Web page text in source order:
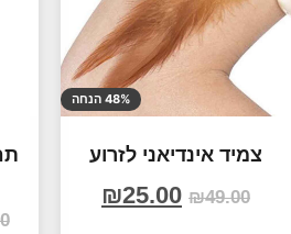
48% הנחה
צמיד אינדיאני לזרוע
₪49.00
₪25.00